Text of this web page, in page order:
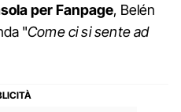
per Fanpage, Belén
"Come ci si sente ad